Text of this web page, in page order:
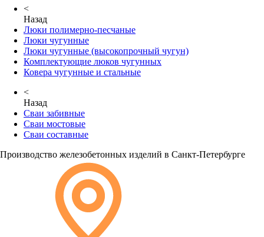
<
Назад
Люки полимерно-песчаные
Люки чугунные
Люки чугунные (высокопрочный чугун)
Комплектующие люков чугунных
Ковера чугунные и стальные
<
Назад
Сваи забивные
Сваи мостовые
Сваи составные
Производство железобетонных изделий в Санкт-Петербурге